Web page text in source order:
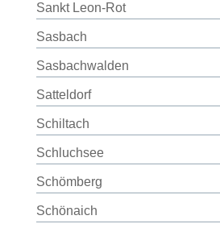
Sankt Leon-Rot
Sasbach
Sasbachwalden
Satteldorf
Schiltach
Schluchsee
Schömberg
Schönaich